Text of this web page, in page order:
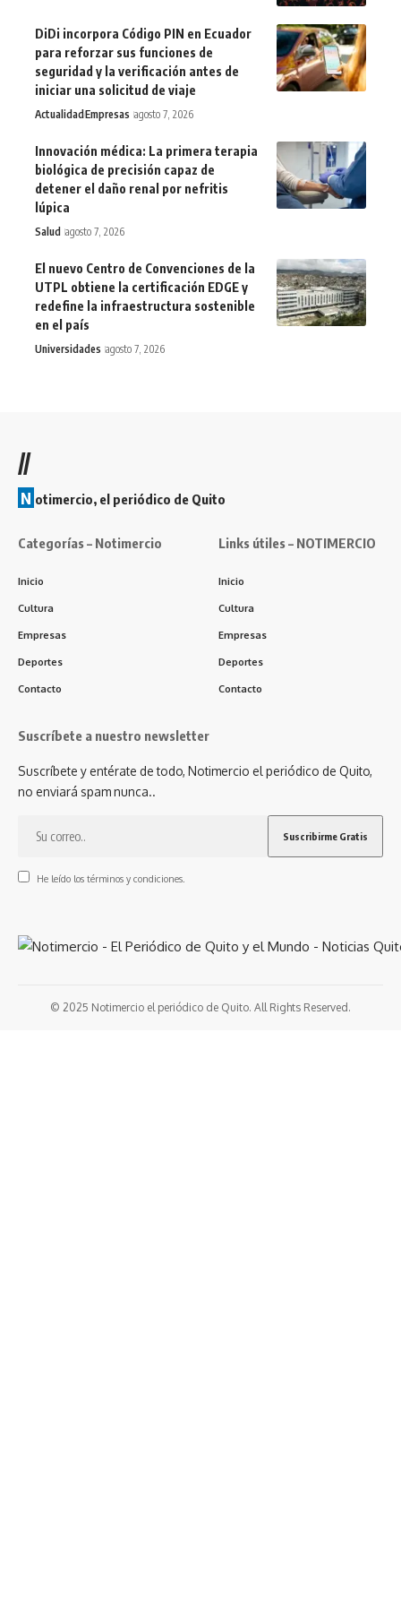
DiDi incorpora Código PIN en Ecuador
para reforzar sus funciones de
seguridad y la verificación antes de
iniciar una solicitud de viaje
ActualidadEmpresas agosto 7, 2026
Innovación médica: La primera terapia
biológica de precisión capaz de
detener el daño renal por nefritis
lúpica
Salud agosto 7, 2026
El nuevo Centro de Convenciones de la
UTPL obtiene la certificación EDGE y
redefine la infraestructura sostenible
en el país
Universidades agosto 7, 2026
//
N otimercio, el periódico de Quito
Categorías – Notimercio
Inicio
Cultura
Empresas
Deportes
Contacto
Links útiles – NOTIMERCIO
Inicio
Cultura
Empresas
Deportes
Contacto
Suscríbete a nuestro newsletter
Suscríbete y entérate de todo, Notimercio el periódico de Quito,
no enviará spam nunca..
He leído los términos y condiciones.
© 2025 Notimercio el periódico de Quito. All Rights Reserved.